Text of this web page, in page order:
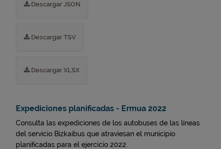
Descargar JSON
Descargar TSV
Descargar XLSX
Expediciones planificadas - Ermua 2022
Consulta las expediciones de los autobuses de las líneas
del servicio Bizkaibus que atraviesan el municipio
planificadas para el ejercicio 2022.